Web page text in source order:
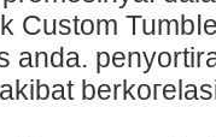
Custom
anda.